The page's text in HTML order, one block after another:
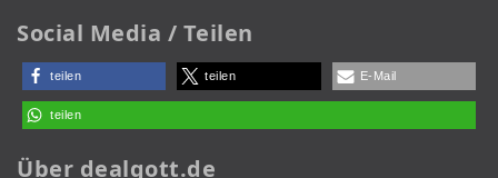
Social Media / Teilen
teilen teilen E-Mail
teilen
Über dealgott.de